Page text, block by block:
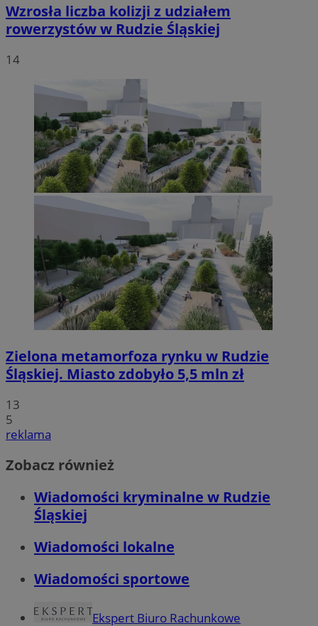
Wzrosła liczba kolizji z udziałem
rowerzystów w Rudzie Śląskiej
14
Zielona metamorfoza rynku w Rudzie
Śląskiej. Miasto zdobyło 5,5 mln zł
13
5
reklama
Zobacz również
Wiadomości kryminalne w Rudzie
Śląskiej
Wiadomości lokalne
Wiadomości sportowe
Ekspert Biuro Rachunkowe